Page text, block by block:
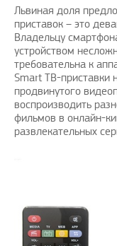
Львиная доля
приставок – это
Владельцу
устройством
требовательна к
Smart ТВ-приставки
продвинутого
воспроизводить
фильмов в онлайн-
развлекательных